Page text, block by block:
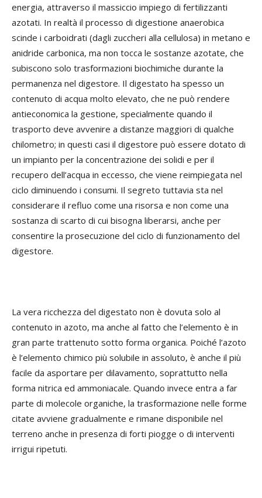
energia, attraverso il massiccio impiego di fertilizzanti
azotati. In realtà il processo di digestione anaerobica
scinde i carboidrati (dagli zuccheri alla cellulosa) in metano e
anidride carbonica, ma non tocca le sostanze azotate, che
subiscono solo trasformazioni biochimiche durante la
permanenza nel digestore. Il digestato ha spesso un
contenuto di acqua molto elevato, che ne può rendere
antieconomica la gestione, specialmente quando il
trasporto deve avvenire a distanze maggiori di qualche
chilometro; in questi casi il digestore può essere dotato di
un impianto per la concentrazione dei solidi e per il
recupero dell’acqua in eccesso, che viene reimpiegata nel
ciclo diminuendo i consumi. Il segreto tuttavia sta nel
considerare il refluo come una risorsa e non come una
sostanza di scarto di cui bisogna liberarsi, anche per
consentire la prosecuzione del ciclo di funzionamento del
digestore.
La vera ricchezza del digestato non è dovuta solo al
contenuto in azoto, ma anche al fatto che l’elemento è in
gran parte trattenuto sotto forma organica. Poiché l’azoto
è l’elemento chimico più solubile in assoluto, è anche il più
facile da asportare per dilavamento, soprattutto nella
forma nitrica ed ammoniacale. Quando invece entra a far
parte di molecole organiche, la trasformazione nelle forme
citate avviene gradualmente e rimane disponibile nel
terreno anche in presenza di forti piogge o di interventi
irrigui ripetuti.